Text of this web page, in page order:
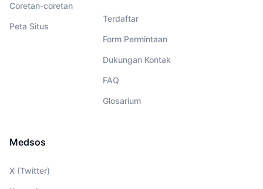
Coretan-coretan
Peta Situs
Terdaftar
Form Permintaan
Dukungan Kontak
FAQ
Glosarium
Medsos
X (Twitter)